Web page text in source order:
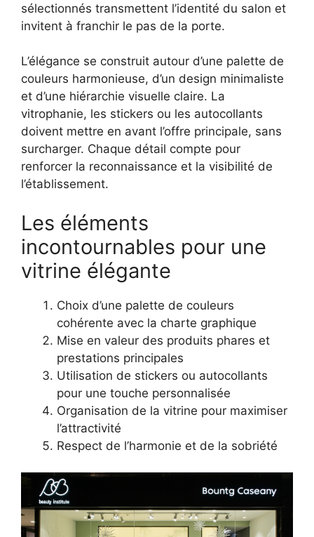
sélectionnés transmettent l’identité du salon et
invitent à franchir le pas de la porte.
L’élégance se construit autour d’une palette de
couleurs harmonieuse, d’un design minimaliste
et d’une hiérarchie visuelle claire. La
vitrophanie, les stickers ou les autocollants
doivent mettre en avant l’offre principale, sans
surcharger. Chaque détail compte pour
renforcer la reconnaissance et la visibilité de
l’établissement.
Les éléments
incontournables pour une
vitrine élégante
Choix d’une palette de couleurs
cohérente avec la charte graphique
Mise en valeur des produits phares et
prestations principales
Utilisation de stickers ou autocollants
pour une touche personnalisée
Organisation de la vitrine pour maximiser
l’attractivité
Respect de l’harmonie et de la sobriété